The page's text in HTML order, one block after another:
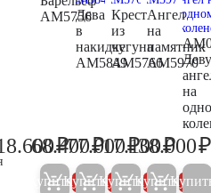
AM5756
19.600
₽
Купить 5%
Дева
в
накидке
AM5849
72.000
68.400₽
Купить 5%
Крест
из
чугуна
AM5766
81.000
77.000₽
Купить 5%
Ангел
на
памятник
AM5970
17.100₽
Купить 5%
на
38.000₽